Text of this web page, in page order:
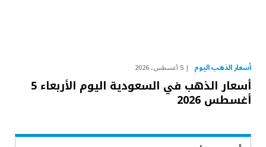
أسعار الذهب اليوم 5 أغسطس، 2026
أسعار الذهب في السعودية اليوم الأربعاء 5
أغسطس 2026